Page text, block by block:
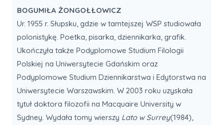
BOGUMIŁA ŻONGOŁŁOWICZ
Ur. 1955 r. Słupsku, gdzie w tamtejszej WSP studiowała
polonistykę. Poetka, pisarka, dziennikarka, grafik.
Ukończyła także Podyplomowe Studium Filologii
Polskiej na Uniwersytecie Gdańskim oraz
Podyplomowe Studium Dziennikarstwa i Edytorstwa na
Uniwersytecie Warszawskim. W 2003 roku uzyskała
tytuł doktora filozofii na Macquaire University w
Sydney. Wydała tomy wierszy Lato w Surrey(1984),